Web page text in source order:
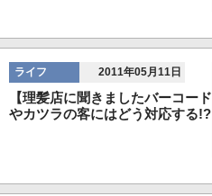
ライフ 2011年05月11日
【理髪店に聞きましたバーコード
やカツラの客にはどう対応する!?